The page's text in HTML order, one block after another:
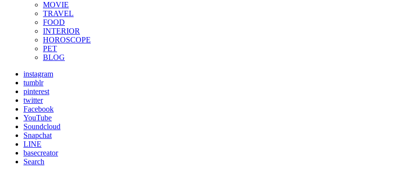
MOVIE
TRAVEL
FOOD
INTERIOR
HOROSCOPE
PET
BLOG
instagram
tumblr
pinterest
twitter
Facebook
YouTube
Soundcloud
Snapchat
LINE
basecreator
Search